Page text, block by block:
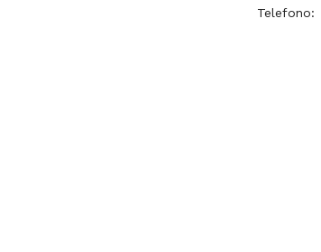
Telefono: